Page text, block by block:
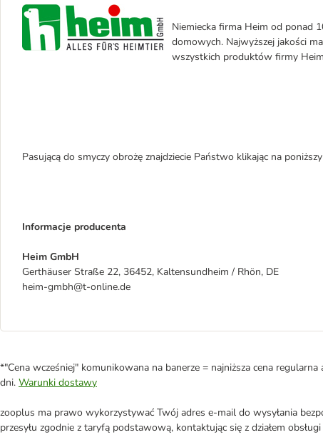
Niemiecka firma Heim od ponad
domowych. Najwyższej jakości
wszystkich produktów firmy
Pasującą do smyczy obrożę znajdziecie Państwo klikając na
Informacje producenta
Heim GmbH
Gerthäuser Straße 22, 36452, Kaltensundheim / Rhön, DE
heim-gmbh@t-online.de
*"Cena wcześniej" komunikowana na banerze = najniższa cena
dni. Warunki dostawy
zooplus ma prawo wykorzystywać Twój adres e-mail do wysyłania
przesyłu zgodnie z taryfą podstawową, kontaktując się z działem